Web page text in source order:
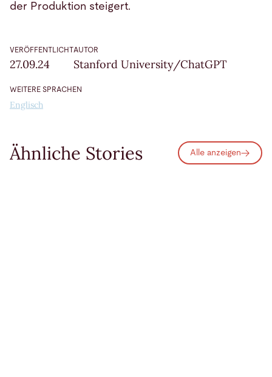
VERÖFFENTLICHT
27.09.24
AUTOR
Stanford University/ChatGPT
WEITERE SPRACHEN
Englisch
der Produktion steigert.
Ähnliche Stories Alle anzeigen